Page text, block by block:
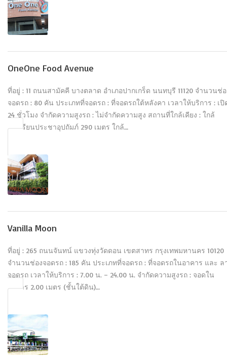
OneOne Food Avenue
ที่อยู่ : 11 ถนนสามัคคี บางตลาด อำเภอปากเกร็ด นนทบุรี 11120 จำนวนช่
จอดรถ : 80 คัน ประเภทที่จอดรถ : ที่จอดรถใต้หลังคา เวลาให้บริการ : เปิ
24 ชั่วโมง จำกัดความสูงรถ : ไม่จำกัดความสูง สถานที่ใกล้เคียง : ใกล้
โรงเรียนประชาอุปถัมภ์ 290 เมตร ใกล้…
Vanilla Moon
ที่อยู่ : 265 ถนนจันทน์ แขวงทุ่งวัดดอน เขตสาทร กรุงเทพมหานคร 10120
จำนวนช่องจอดรถ : 185 คัน ประเภทที่จอดรถ : ที่จอดรถในอาคาร และ ล
จอดรถ เวลาให้บริการ : 7.00 น. – 24.00 น. จำกัดความสูงรถ : จอดใน
อาคาร 2.00 เมตร (ชั้นใต้ดิน)…